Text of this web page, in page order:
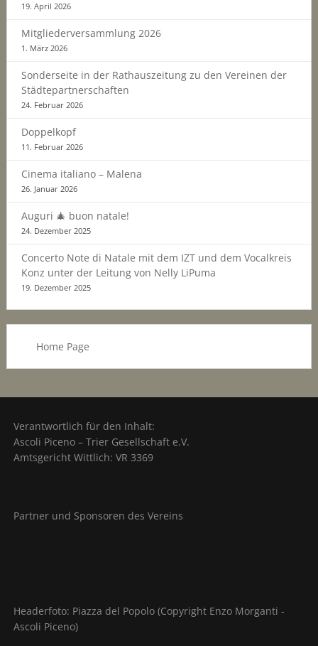
19. April 2026
Mitgliederversammlung 2026
1. März 2026
Sonderseite in der Rathauszeitung zu den Vereinen der
Städtepartnerschaften
24. Februar 2026
Doppelkopf
11. Februar 2026
Cinema italiano – Malena
26. Januar 2026
Auguri 🎄 buon natale!
24. Dezember 2025
Concerto Note di Natale mit dem IZT und dem Vocalkreis
Konz unter der Leitung von Nelly LiPuma
19. Dezember 2025
Home Page
Verantwortlich für den Inhalt:
Ascoli Piceno – Trier Gesellschaft e.V.
Amtsgericht Wittlich: VR 3369
Partner und Sponsoren des Vereins
Headerfoto: Piazza del Popolo (Copyright Enzo Morganti -
Ascoli Piceno)